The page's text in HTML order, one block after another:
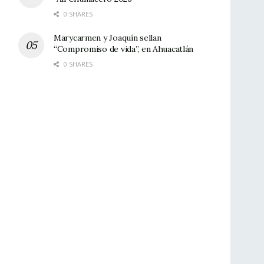
0 SHARES
Marycarmen y Joaquín sellan
“Compromiso de vida”, en Ahuacatlán
0 SHARES